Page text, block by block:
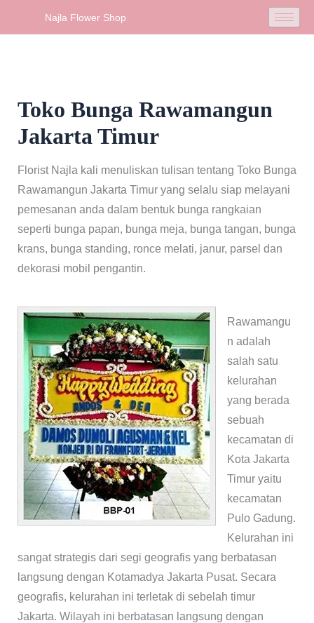
Najla Flower Shop
Toko Bunga Rawamangun
Jakarta Timur
Florist Najla kali menuliskan tulisan tentang Toko Bunga
Rawamangun Jakarta Timur yang selalu siap melayani
pemesanan anda dalam bentuk bunga rangkaian
seperti bunga papan, bunga meja, bunga tangan, bunga
krans, bunga standing, ronce melati, janur, parsel dan
dekorasi mobil pengantin.
Rawamangu
n adalah
salah satu
kelurahan
yang berada
sebuah
kecamatan di
Kota Jakarta
Timur yaitu
kecamatan
Pulo Gadung.
Kelurahan ini
sangat strategis dari segi geografis yang berbatasan
langsung dengan Kotamadya Jakarta Pusat. Secara
geografis, kelurahan ini terletak di sebelah timur
Jakarta. Wilayah ini berbatasan langsung dengan